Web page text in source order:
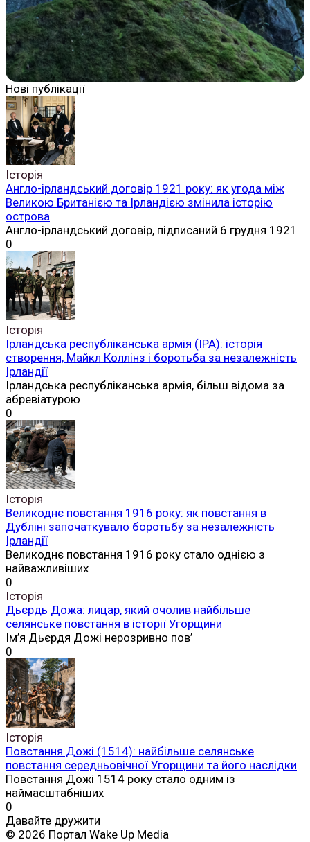
Нові публікації
Історія
Англо-ірландський договір 1921 року: як угода між
Великою Британією та Ірландією змінила історію
острова
Англо-ірландський договір, підписаний 6 грудня 1921
0
Історія
Ірландська республіканська армія (ІРА): історія
створення, Майкл Коллінз і боротьба за незалежність
Ірландії
Ірландська республіканська армія, більш відома за
абревіатурою
0
Історія
Великоднє повстання 1916 року: як повстання в
Дубліні започаткувало боротьбу за незалежність
Ірландії
Великоднє повстання 1916 року стало однією з
найважливіших
0
Історія
Дьєрдь Дожа: лицар, який очолив найбільше
селянське повстання в історії Угорщини
Ім’я Дьєрдя Дожі нерозривно пов’
0
Історія
Повстання Дожі (1514): найбільше селянське
повстання середньовічної Угорщини та його наслідки
Повстання Дожі 1514 року стало одним із
наймасштабніших
0
Давайте дружити
© 2026 Портал Wake Up Media